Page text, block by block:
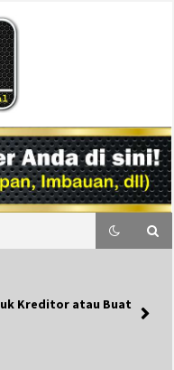
Kreditor atau Buat